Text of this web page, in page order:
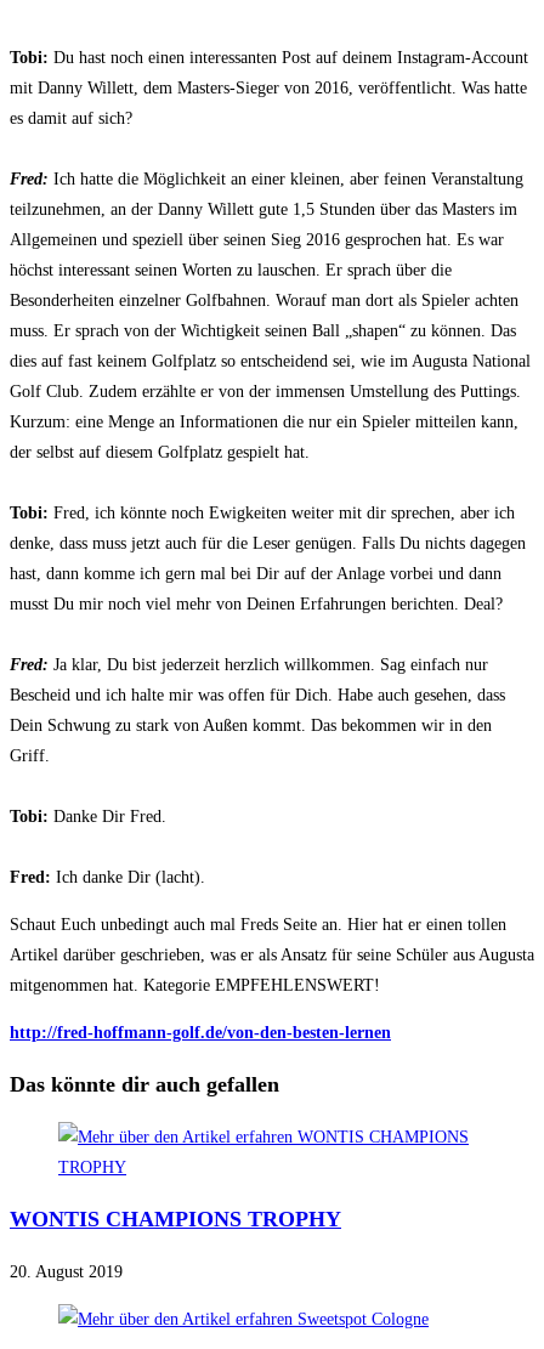
Tobi: Du hast noch einen interessanten Post auf deinem Instagram-Account
mit Danny Willett, dem Masters-Sieger von 2016, veröffentlicht. Was hatte
es damit auf sich?
Fred: Ich hatte die Möglichkeit an einer kleinen, aber feinen Veranstaltung
teilzunehmen, an der Danny Willett gute 1,5 Stunden über das Masters im
Allgemeinen und speziell über seinen Sieg 2016 gesprochen hat. Es war
höchst interessant seinen Worten zu lauschen. Er sprach über die
Besonderheiten einzelner Golfbahnen. Worauf man dort als Spieler achten
muss. Er sprach von der Wichtigkeit seinen Ball „shapen“ zu können. Das
dies auf fast keinem Golfplatz so entscheidend sei, wie im Augusta National
Golf Club. Zudem erzählte er von der immensen Umstellung des Puttings.
Kurzum: eine Menge an Informationen die nur ein Spieler mitteilen kann,
der selbst auf diesem Golfplatz gespielt hat.
Tobi: Fred, ich könnte noch Ewigkeiten weiter mit dir sprechen, aber ich
denke, dass muss jetzt auch für die Leser genügen. Falls Du nichts dagegen
hast, dann komme ich gern mal bei Dir auf der Anlage vorbei und dann
musst Du mir noch viel mehr von Deinen Erfahrungen berichten. Deal?
Fred: Ja klar, Du bist jederzeit herzlich willkommen. Sag einfach nur
Bescheid und ich halte mir was offen für Dich. Habe auch gesehen, dass
Dein Schwung zu stark von Außen kommt. Das bekommen wir in den
Griff.
Tobi: Danke Dir Fred.
Fred: Ich danke Dir (lacht).
Schaut Euch unbedingt auch mal Freds Seite an. Hier hat er einen tollen
Artikel darüber geschrieben, was er als Ansatz für seine Schüler aus Augusta
mitgenommen hat. Kategorie EMPFEHLENSWERT!
http://fred-hoffmann-golf.de/von-den-besten-lernen
Das könnte dir auch gefallen
WONTIS CHAMPIONS TROPHY
20. August 2019